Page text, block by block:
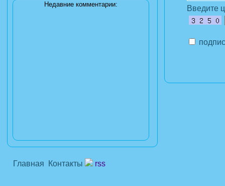
Введите
Недавние комментарии:
Главная Контакты rss